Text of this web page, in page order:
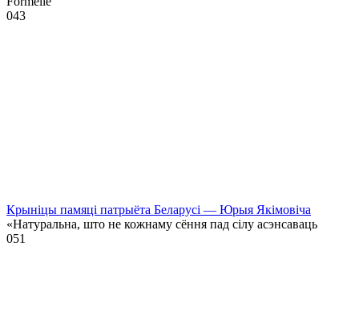
043
Крыніцы памяці патрыёта Беларусі — Юрыя Якімовіча
«Натуральна, што не кожнаму сёння пад сілу асэнсаваць
051